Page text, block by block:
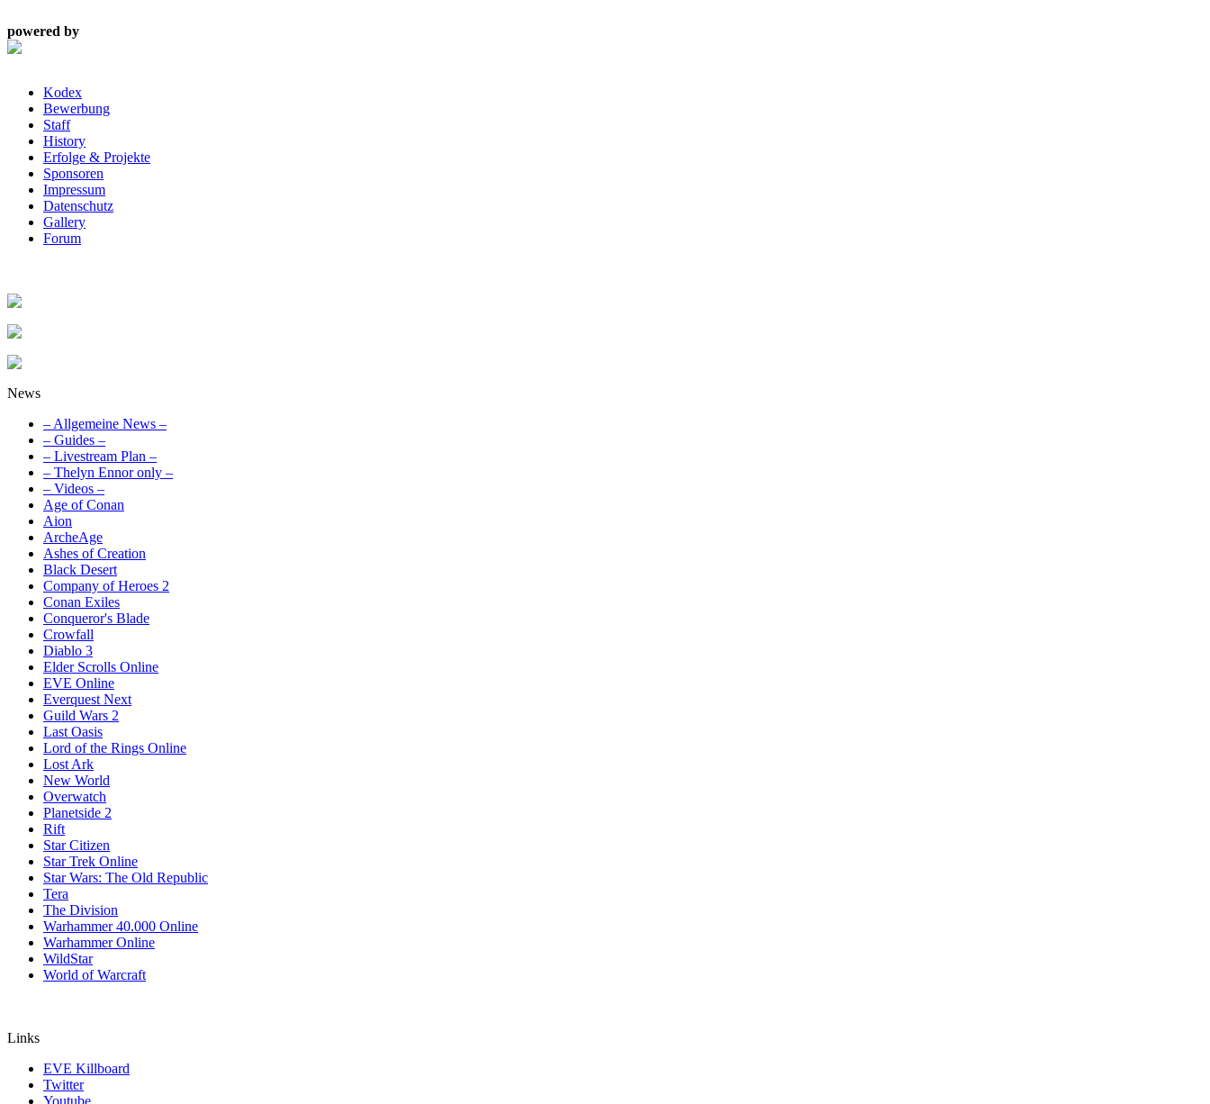
powered by
Kodex
Bewerbung
Staff
History
Erfolge & Projekte
Sponsoren
Impressum
Datenschutz
Gallery
Forum
News
– Allgemeine News –
– Guides –
– Livestream Plan –
– Thelyn Ennor only –
– Videos –
Age of Conan
Aion
ArcheAge
Ashes of Creation
Black Desert
Company of Heroes 2
Conan Exiles
Conqueror's Blade
Crowfall
Diablo 3
Elder Scrolls Online
EVE Online
Everquest Next
Guild Wars 2
Last Oasis
Lord of the Rings Online
Lost Ark
New World
Overwatch
Planetside 2
Rift
Star Citizen
Star Trek Online
Star Wars: The Old Republic
Tera
The Division
Warhammer 40.000 Online
Warhammer Online
WildStar
World of Warcraft
Links
EVE Killboard
Twitter
Youtube